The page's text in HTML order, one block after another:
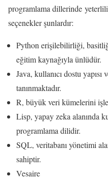
programlama dillerinde
seçenekler şunlardır:
Python erişilebilirliği,
eğitim kaynağıyla ünlüdür.
Java, kullanıcı dostu
tanınmaktadır.
R, büyük veri kümelerini
Lisp, yapay zeka alanında
programlama dilidir.
SQL, veritabanı yönetimi
sahiptir.
Vesaire